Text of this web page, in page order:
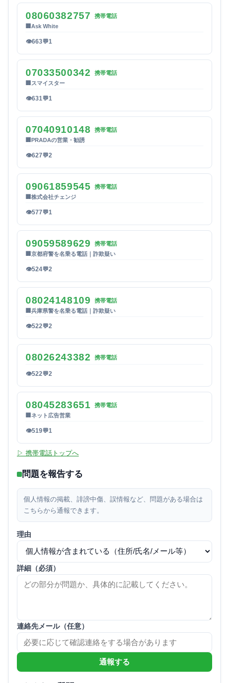
08060382757
携帯電話
Ask White
👁663💬1
07033500342
携帯電話
スマイスター
👁631💬1
07040910148
携帯電話
PRADAの営業・勧誘
👁627💬2
09061859545
携帯電話
株式会社チェンジ
👁577💬1
09059589629
携帯電話
京都府警を名乗る電話｜詐欺疑い
👁524💬2
08024148109
携帯電話
兵庫県警を名乗る電話｜詐欺疑い
👁522💬2
08026243382 携帯電話
👁522💬2
08045283651
携帯電話
ネット広告営業
👁519💬1
▷ 携帯電話トップへ
問題を報告する
個人情報の掲載、誹謗中傷、誤情報など、問題がある場合は
こちらから通報できます。
理由
詳細（必須）
連絡先メール（任意）
通報する